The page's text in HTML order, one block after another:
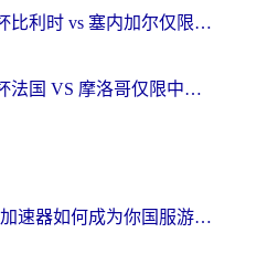
在海外看世界杯比利时 vs 塞内加尔仅限中国大陆？我找到了最流畅的中文解说之路
在国外看世界杯法国 VS 摩洛哥仅限中国大陆？海外党这样看中文解说赛事不卡顿
在澳洲，BanG加速器如何成为你国服游戏的“时光机”？